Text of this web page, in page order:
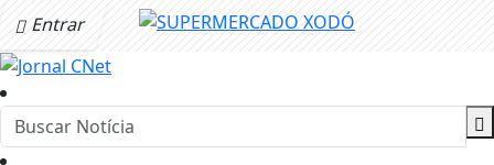
Entrar